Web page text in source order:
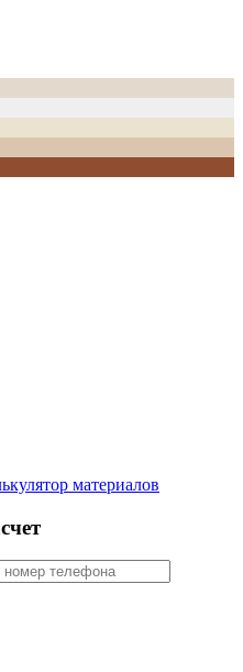
материалов